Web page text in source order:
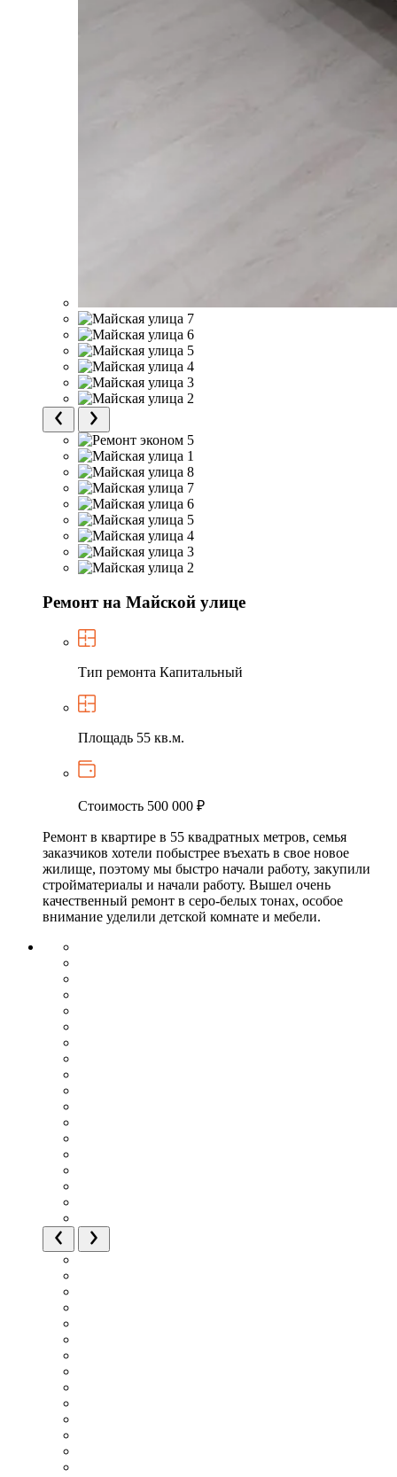
Ремонт на Майской улице
Тип ремонта Капитальный
Площадь 55 кв.м.
Стоимость 500 000 ₽
Ремонт в квартире в 55 квадратных метров, семья
заказчиков хотели побыстрее въехать в свое новое
жилище, поэтому мы быстро начали работу, закупили
стройматериалы и начали работу. Вышел очень
качественный ремонт в серо-белых тонах, особое
внимание уделили детской комнате и мебели.